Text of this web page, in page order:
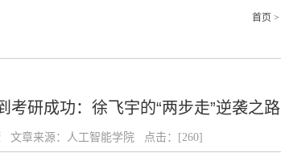
首页 >
考研成功：徐飞宇的“两步走”逆袭之路
文章来源：人工智能学院 点击：[260]